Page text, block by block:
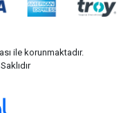
ile korunmaktadır.